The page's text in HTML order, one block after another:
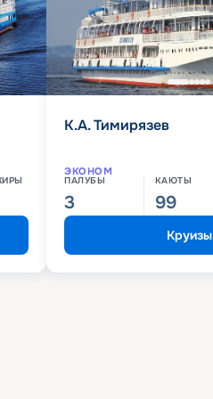
К.А. Тимирязев
ЭКОНОМ
ПАЛУБЫ
3
КАЮТЫ
99
Круизы